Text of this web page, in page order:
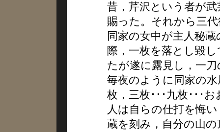
昔，芹沢という者が
賜った。それから三
同家の女中が主人秘
際，一枚を落とし毀
たが遂に露見し，一
毎夜のように同家の
枚，三枚･･･九枚･･･
人は自らの仕打を悔
蔵を刻み，自分の山